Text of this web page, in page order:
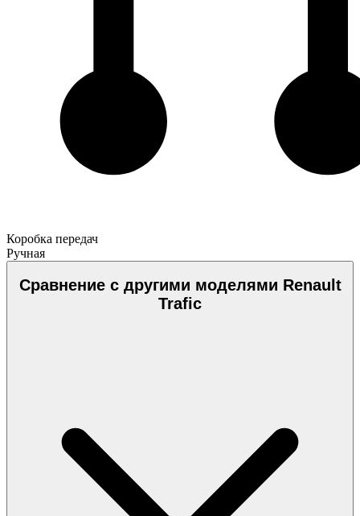
Коробка передач
Ручная
Сравнение с другими моделями Renault
Trafic